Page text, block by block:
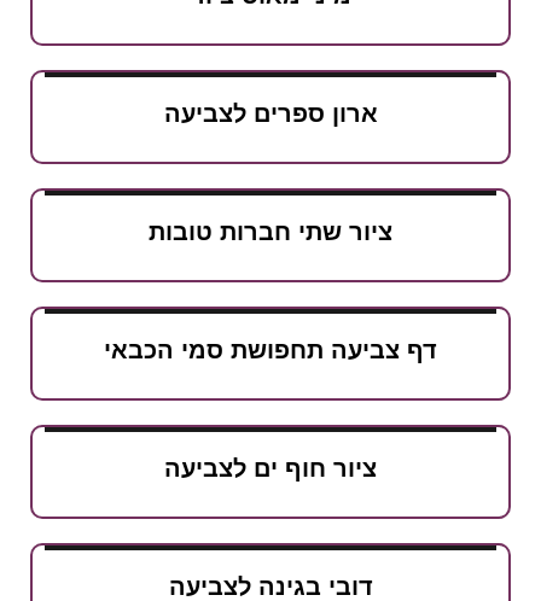
ארון ספרים לצביעה
ציור שתי חברות טובות
צביעה תחפושת סמי הכבאי
ציור חוף ים לצביעה
דובי בגינה לצביעה